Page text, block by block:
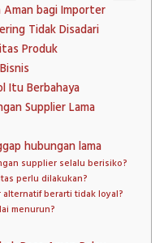
Aman bagi Importer
Tidak Disadari
Produk
Itu Berbahaya
Supplier Lama
hubungan lama
supplier selalu berisiko?
perlu dilakukan?
berarti tidak loyal?
menurun?